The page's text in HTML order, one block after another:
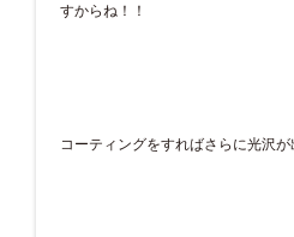
すからね！！
コーティングをすればさらに光沢が